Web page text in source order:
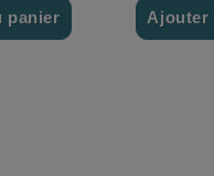
panier Ajouter